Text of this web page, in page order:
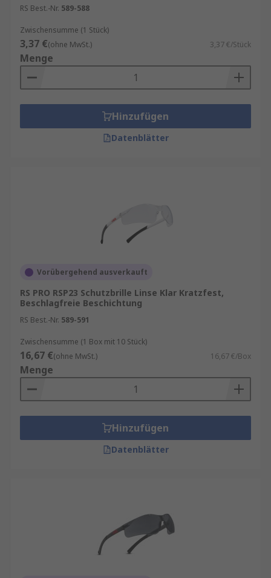
RS Best.-Nr. 589-588
Zwischensumme (1 Stück)
3,37 €(ohne MwSt.) 3,37 €/Stück
Menge
Hinzufügen
Datenblätter
Vorübergehend ausverkauft
RS PRO RSP23 Schutzbrille Linse Klar Kratzfest,
Beschlagfreie Beschichtung
RS Best.-Nr. 589-591
Zwischensumme (1 Box mit 10 Stück)
16,67 €(ohne MwSt.) 16,67 €/Box
Menge
Hinzufügen
Datenblätter